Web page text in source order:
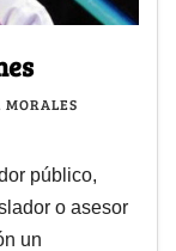
público,
o asesor
un